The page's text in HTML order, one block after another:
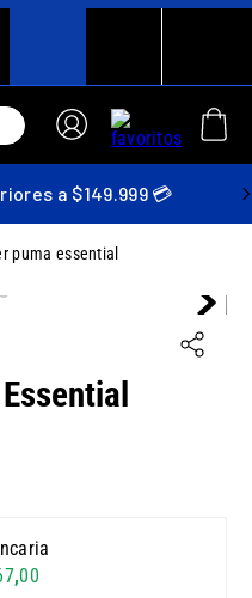
a $149.999 💳
puma essential
,00